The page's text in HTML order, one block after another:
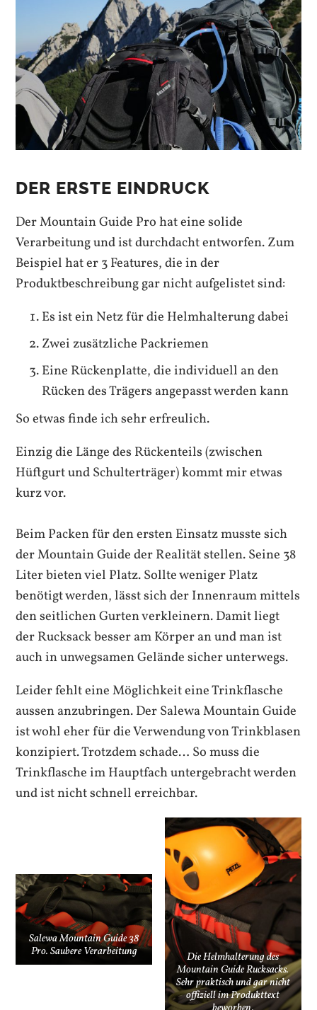
DER ERSTE EINDRUCK
Der Mountain Guide Pro hat eine solide
Verarbeitung und ist durchdacht entworfen. Zum
Beispiel hat er 3 Features, die in der
Produktbeschreibung gar nicht aufgelistet sind:
Es ist ein Netz für die Helmhalterung dabei
Zwei zusätzliche Packriemen
Eine Rückenplatte, die individuell an den
Rücken des Trägers angepasst werden kann
So etwas finde ich sehr erfreulich.
Einzig die Länge des Rückenteils (zwischen
Hüftgurt und Schulterträger) kommt mir etwas
kurz vor.
Beim Packen für den ersten Einsatz musste sich
der Mountain Guide der Realität stellen. Seine 38
Liter bieten viel Platz. Sollte weniger Platz
benötigt werden, lässt sich der Innenraum mittels
den seitlichen Gurten verkleinern. Damit liegt
der Rucksack besser am Körper an und man ist
auch in unwegsamen Gelände sicher unterwegs.
Leider fehlt eine Möglichkeit eine Trinkflasche
aussen anzubringen. Der Salewa Mountain Guide
ist wohl eher für die Verwendung von Trinkblasen
konzipiert. Trotzdem schade… So muss die
Trinkflasche im Hauptfach untergebracht werden
und ist nicht schnell erreichbar.
Salewa Mountain Guide 38
Pro. Saubere Verarbeitung
Die Helmhalterung des
Mountain Guide Rucksacks.
Sehr praktisch und gar nicht
offiziell im Produkttext